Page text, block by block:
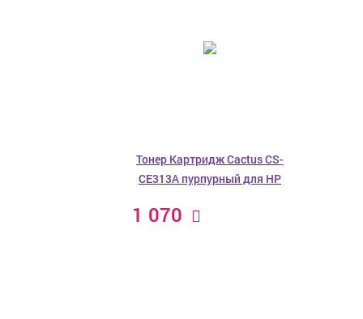
Тонер Картридж Cactus CS-
CE313A пурпурный для HP
1 070